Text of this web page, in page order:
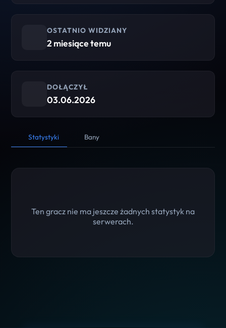
OSTATNIO WIDZIANY
2 miesiące temu
DOŁĄCZYŁ
03.06.2026
Statystyki Bany
Ten gracz nie ma jeszcze żadnych statystyk na
serwerach.